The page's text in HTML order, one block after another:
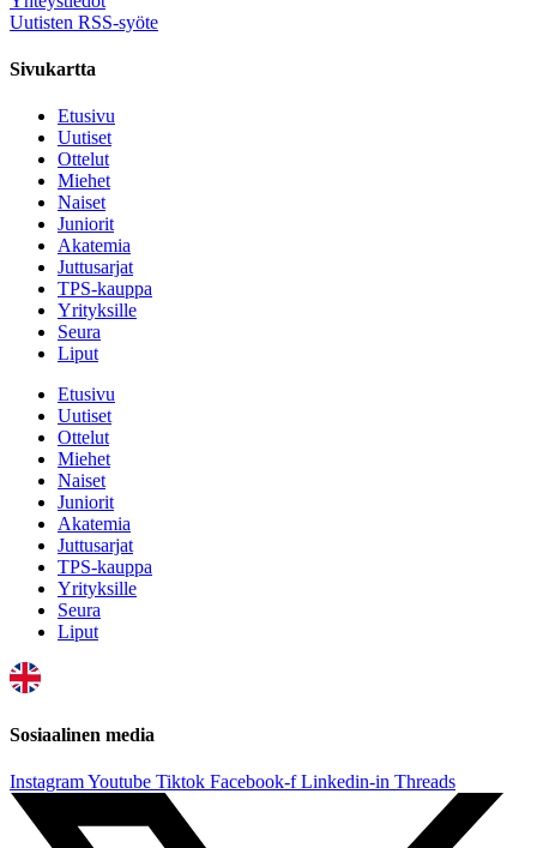
Uutisten RSS-syöte
Sivukartta
Etusivu
Uutiset
Ottelut
Miehet
Naiset
Juniorit
Akatemia
Juttusarjat
TPS-kauppa
Yrityksille
Seura
Liput
Etusivu
Uutiset
Ottelut
Miehet
Naiset
Juniorit
Akatemia
Juttusarjat
TPS-kauppa
Yrityksille
Seura
Liput
Sosiaalinen media
InstagramYoutube Tiktok Facebook-f Linkedin-in Threads